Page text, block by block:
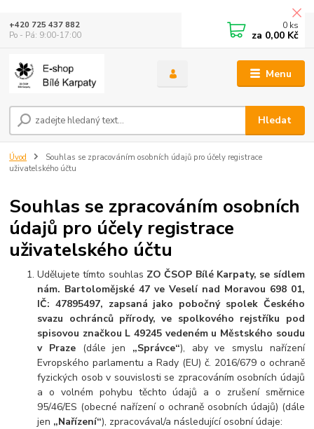
Menu
Hledat
+420 725 437 882
Po - Pá: 9:00-17:00
0 ks
za 0,00 Kč
Úvod
Souhlas se zpracováním osobních údajů pro účely registrace
uživatelského účtu
Souhlas se zpracováním osobních
údajů pro účely registrace
uživatelského účtu
Udělujete tímto souhlas ZO ČSOP Bílé Karpaty, se sídlem
nám. Bartolomějské 47 ve Veselí nad Moravou 698 01,
IČ: 47895497, zapsaná jako pobočný spolek Českého
svazu ochránců přírody, ve spolkového rejstříku pod
spisovou značkou L 49245 vedeném u Městského soudu
v Praze (dále jen „Správce“), aby ve smyslu nařízení
Evropského parlamentu a Rady (EU) č. 2016/679 o ochraně
fyzických osob v souvislosti se zpracováním osobních údajů
a o volném pohybu těchto údajů a o zrušení směrnice
95/46/ES (obecné nařízení o ochraně osobních údajů) (dále
jen „Nařízení“), zpracovával/a následující osobní údaje: